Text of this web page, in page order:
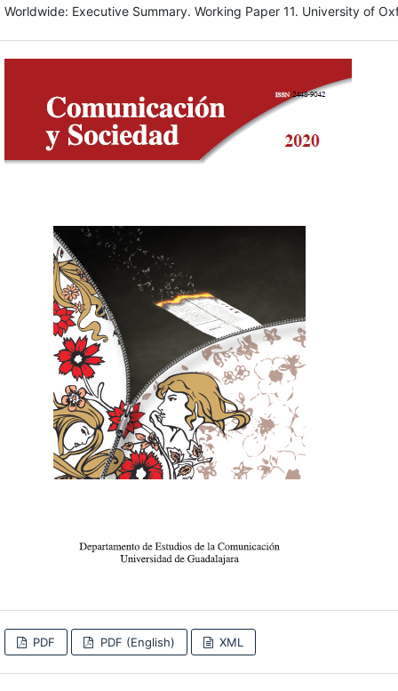
Worldwide: Executive Summary. Working Paper 11. University of
PDF PDF (English) XML